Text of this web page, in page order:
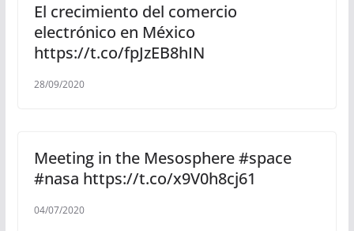
El crecimiento del comercio
electrónico en México
https://t.co/fpJzEB8hIN
28/09/2020
Meeting in the Mesosphere #space
#nasa https://t.co/x9V0h8cj61
04/07/2020